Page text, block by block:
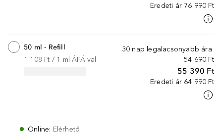
Eredeti ár 76 990 Ft
30 nap legalacsonyabb ára
54 690 Ft
55 390 Ft
Eredeti ár 64 990 Ft
50 ml - Refill
1 108 Ft / 1 ml ÁFÁ-val
Online: Elérhető